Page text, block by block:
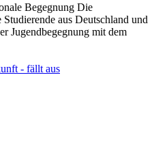
Begegnung Die
aus Deutschland und
Jugendbegegnung mit dem
- fällt aus